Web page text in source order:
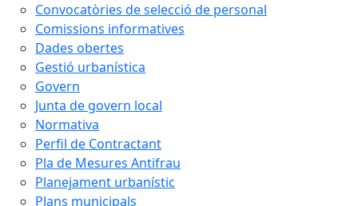
Convocatòries de selecció de personal
Comissions informatives
Dades obertes
Gestió urbanística
Govern
Junta de govern local
Normativa
Perfil de Contractant
Pla de Mesures Antifrau
Planejament urbanístic
Plans municipals